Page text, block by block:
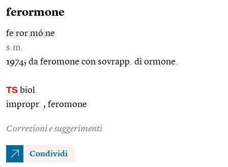
ferormone
fe ror mó ne
s.m.
1974; da feromone con sovrapp. di ormone.
TS biol.
impropr. , feromone
Correzioni e suggerimenti
Condividi